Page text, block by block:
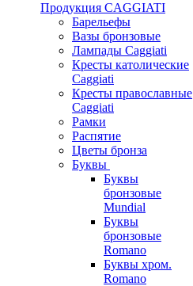
Продукция CAGGIATI
Барельефы
Вазы бронзовые
Лампады Caggiati
Кресты католические
Caggiati
Кресты православные
Caggiati
Рамки
Распятие
Цветы бронза
Буквы
Буквы
бронзовые
Mundial
Буквы
бронзовые
Romano
Буквы хром.
Romano